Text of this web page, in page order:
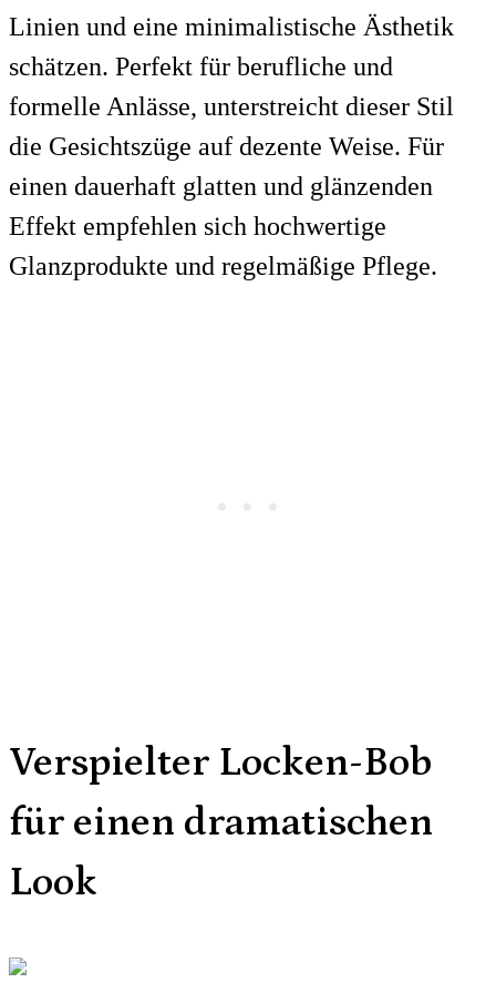
Linien und eine minimalistische Ästhetik
schätzen. Perfekt für berufliche und
formelle Anlässe, unterstreicht dieser Stil
die Gesichtszüge auf dezente Weise. Für
einen dauerhaft glatten und glänzenden
Effekt empfehlen sich hochwertige
Glanzprodukte und regelmäßige Pflege.
Verspielter Locken-Bob
für einen dramatischen
Look